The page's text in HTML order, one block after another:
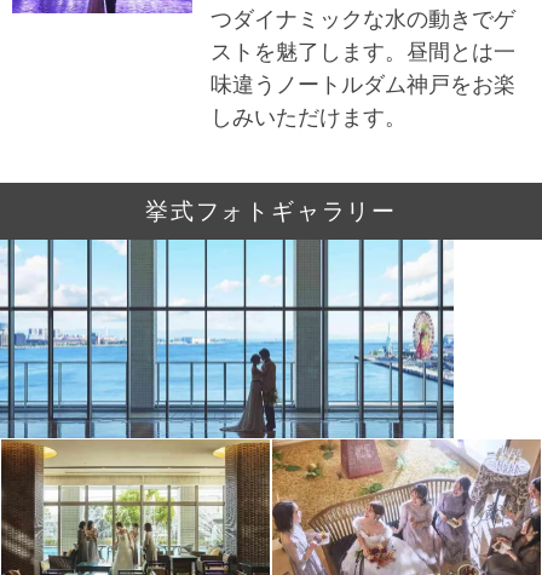
つダイナミックな水の動きでゲ
ストを魅了します。昼間とは一
味違うノートルダム神戸をお楽
しみいただけます。
挙式フォトギャラリー